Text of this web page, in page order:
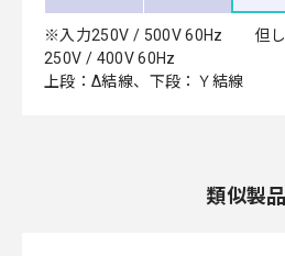
※入力250V / 500V 60Hz 但し
250V / 400V 60Hz
上段：Δ結線、下段：Ｙ結線
類似製品